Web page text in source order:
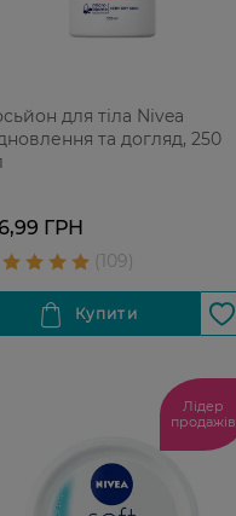
для тіла Nivea
та догляд, 250
ГРН
Лідер
продажів